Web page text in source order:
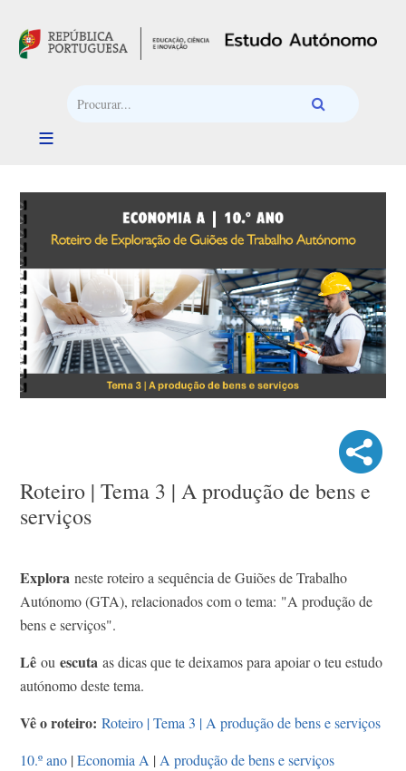
Roteiro | Tema 3 | A produção de bens e
serviços
Explora neste roteiro a sequência de Guiões de Trabalho
Autónomo (GTA), relacionados com o tema: "A produção de
bens e serviços".
Lê ou escuta as dicas que te deixamos para apoiar o teu estudo
autónomo deste tema.
Vê o roteiro: Roteiro | Tema 3 | A produção de bens e serviços
10.º ano |Economia A |A produção de bens e serviços